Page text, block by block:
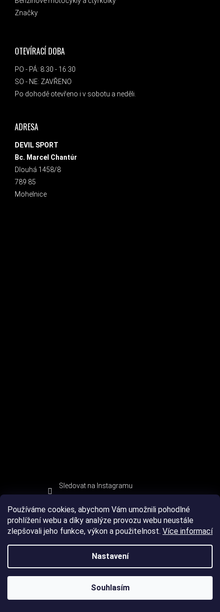
Používáme cookies, abychom Vám umožnili pohodlné
prohlížení webu a díky analýze provozu webu neustále
zlepšovali jeho funkce, výkon a použitelnost. Více informací
Nastavení
Souhlasím
Značky
OTEVÍRACÍ DOBA
PO - PÁ: 8:30 - 16:30
SO - NE: ZAVŘENO
Po dohodě otevřeno i v sobotu a neděli.
ADRESA
DEVIL SPORT
Bc. Marcel Chantúr
Dlouhá 1458/8
789 85
Mohelnice
Sledovat na Instagramu
DEVIL SPORT. Všechna práva vyhrazena.